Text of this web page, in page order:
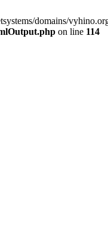
domains/
on line 114